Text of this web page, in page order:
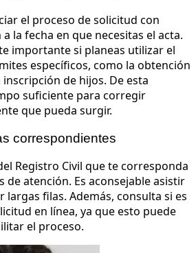
el proceso de solicitud con
la fecha en que necesitas el acta.
importante si planeas utilizar el
específicos, como la obtención
de hijos. De esta
suficiente para corregir
que pueda surgir.
correspondientes
Registro Civil que te corresponda
de atención. Es aconsejable asistir
filas. Además, consulta si es
en línea, ya que esto puede
el proceso.